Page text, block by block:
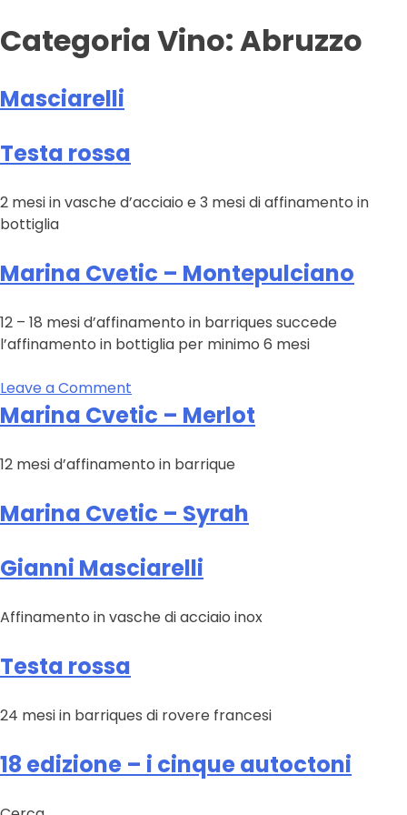
Categoria Vino:Abruzzo
Masciarelli
Testa rossa
2 mesi in vasche d’acciaio e 3 mesi di affinamento in
bottiglia
Marina Cvetic – Montepulciano
12 – 18 mesi d’affinamento in barriques succede
l’affinamento in bottiglia per minimo 6 mesi
Leave a Comment
Marina
Cvetic
Montepulciano
Marina Cvetic – Merlot
12 mesi d’affinamento in barrique
Marina Cvetic – Syrah
Gianni Masciarelli
Affinamento in vasche di acciaio inox
Testa rossa
24 mesi in barriques di rovere francesi
18 edizione – i cinque autoctoni